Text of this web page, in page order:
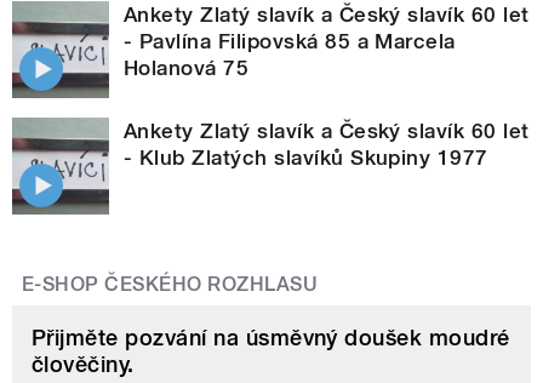
Ankety Zlatý slavík a Český slavík 60 let
- Pavlína Filipovská 85 a Marcela
Holanová 75
Ankety Zlatý slavík a Český slavík 60 let
- Klub Zlatých slavíků Skupiny 1977
E-SHOP ČESKÉHO ROZHLASU
Přijměte pozvání na úsměvný doušek moudré
člověčiny.